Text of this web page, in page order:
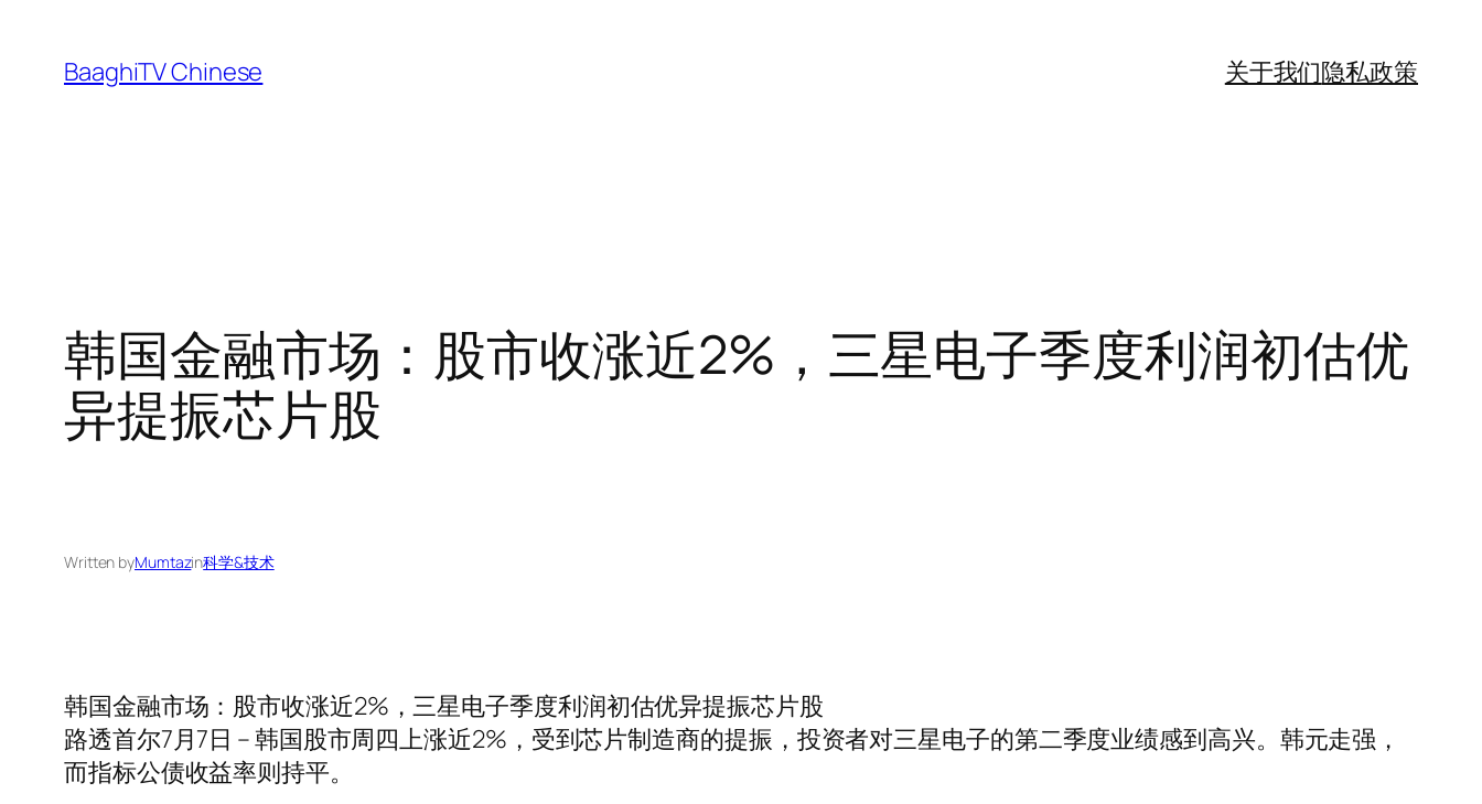
content
BaaghiTV Chinese 关于我们隐私政策
韩国金融市场：股市收涨近2%，三星电子季度利润初估优
异提振芯片股
Written byMumtazin科学&技术
韩国金融市场：股市收涨近2%，三星电子季度利润初估优异提振芯片股
路透首尔7月7日 – 韩国股市周四上涨近2%，受到芯片制造商的提振，投资者对三星电子的第二季度业绩感到高兴。韩元走强，
而指标公债收益率则持平。